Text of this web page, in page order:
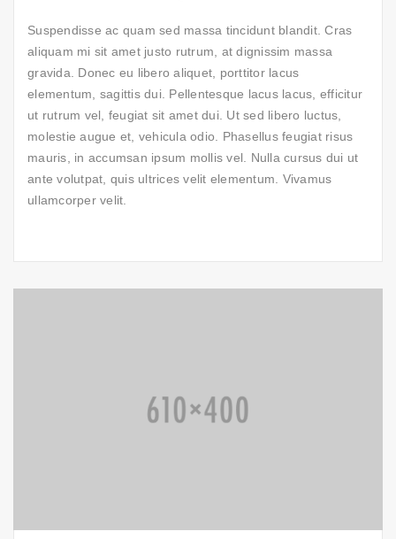
Suspendisse ac quam sed massa tincidunt blandit. Cras
aliquam mi sit amet justo rutrum, at dignissim massa
gravida. Donec eu libero aliquet, porttitor lacus
elementum, sagittis dui. Pellentesque lacus lacus, efficitur
ut rutrum vel, feugiat sit amet dui. Ut sed libero luctus,
molestie augue et, vehicula odio. Phasellus feugiat risus
mauris, in accumsan ipsum mollis vel. Nulla cursus dui ut
ante volutpat, quis ultrices velit elementum. Vivamus
ullamcorper velit.